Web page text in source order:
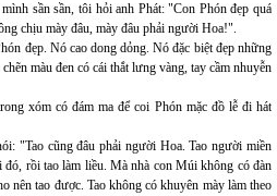
sần sần, tôi hỏi anh Phát: "Con Phón đẹp quá
chịu mày đâu, mày đâu phải người Hoa!".
đẹp. Nó cao dong dỏng. Nó đặc biệt đẹp những
màu đen có cái thắt lưng vàng, tay cầm nhuyễn
xóm có đám ma để coi Phón mặc đồ lễ đi hát
"Tao cũng đâu phải người Hoa. Tao người miền
rồi tao làm liều. Mà nhà con Múi không có đàn
nên tao được. Tao không có khuyên mày làm theo